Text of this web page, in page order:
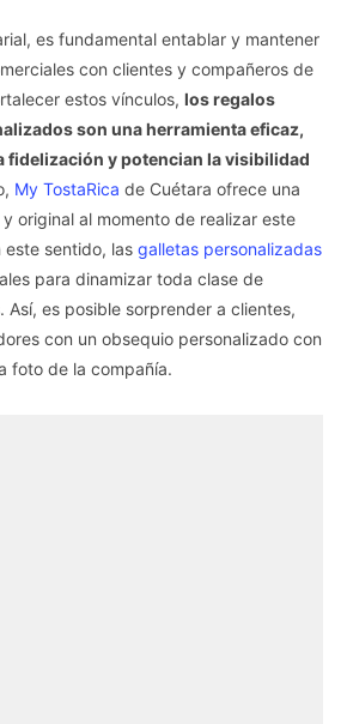
es fundamental entablar y mantener
con clientes y compañeros de
estos vínculos, los regalos
son una herramienta eficaz,
fidelización y potencian la visibilidad
My TostaRica de Cuétara ofrece una
original al momento de realizar este
sentido, las galletas personalizadas
para dinamizar toda clase de
es posible sorprender a clientes,
con un obsequio personalizado con
foto de la compañía.